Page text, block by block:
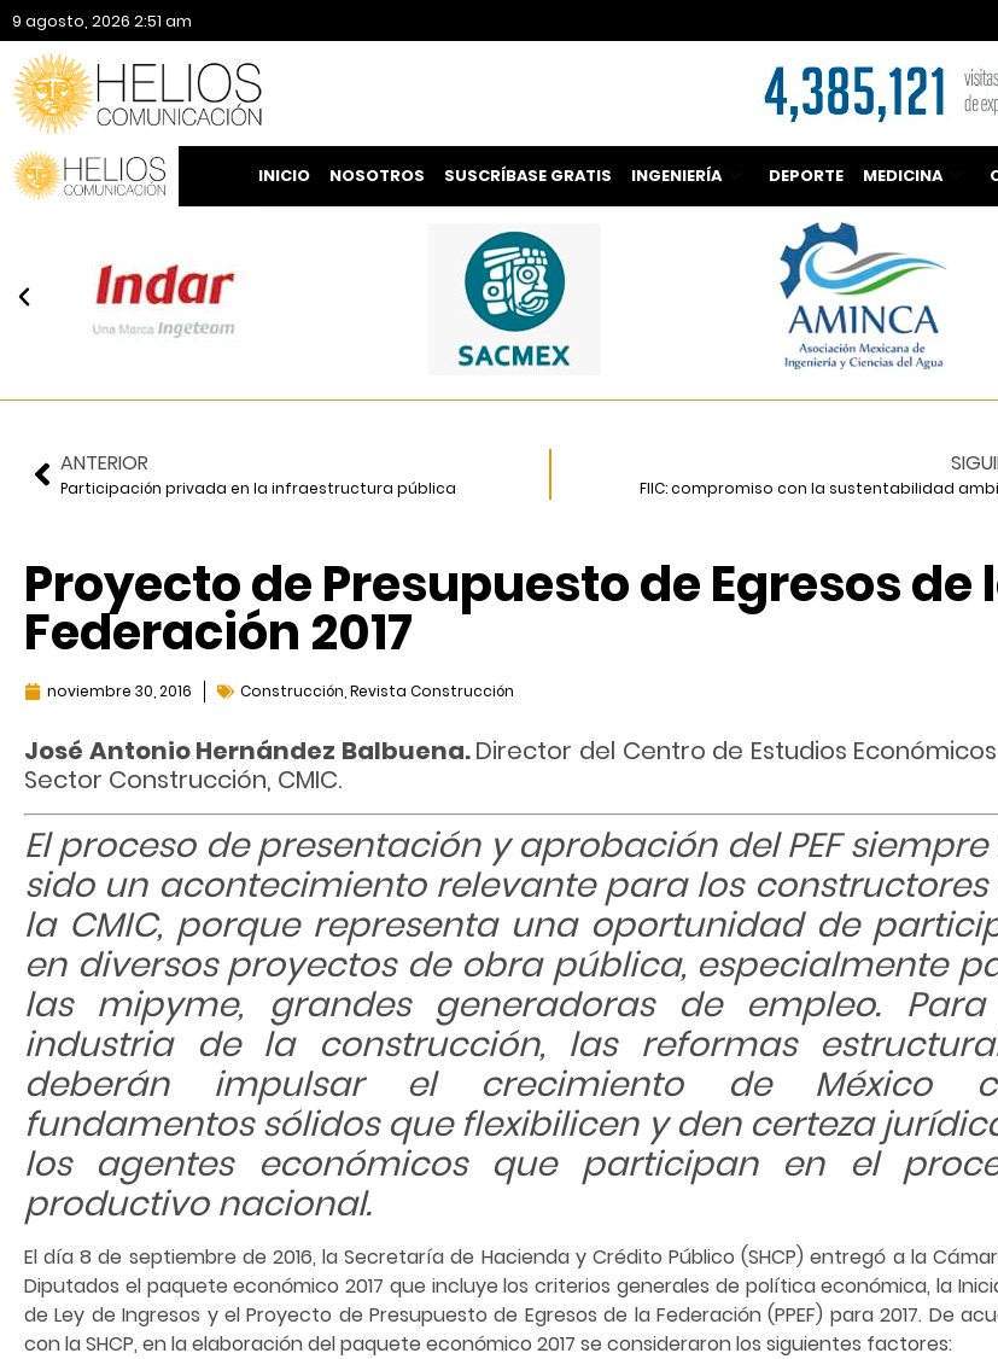
9 agosto, 2026 2:51 am
INICIO NOSOTROS SUSCRÍBASE GRATIS INGENIERÍA DEPORTE MEDICINA
ANTERIOR
Participación privada en la infraestructura pública FIIC: compromiso con la sustentabilidad
Proyecto de Presupuesto de Egresos de
Federación 2017
noviembre 30, 2016 Construcción Revista Construcción
José Antonio Hernández Balbuena.Director del Centro de Estudios
Sector Construcción, CMIC.
El proceso de presentación y aprobación del PEF siempre
sido un acontecimiento relevante para los constructores
la CMIC, porque representa una oportunidad de
en diversos proyectos de obra pública, especialmente
las mipyme, grandes generadoras de empleo.
industria de la construcción, las reformas
deberán impulsar el crecimiento de México
fundamentos sólidos que flexibilicen y den certeza
los agentes económicos que participan en el
productivo nacional.
El día 8 de septiembre de 2016, la Secretaría de Hacienda y Crédito Público (SHCP) entregó a la
Diputados el paquete económico 2017 que incluye los criterios generales de política económica, la
de Ley de Ingresos y el Proyecto de Presupuesto de Egresos de la Federación (PPEF) para 2017. De
con la SHCP, en la elaboración del paquete económico 2017 se consideraron los siguientes factores: